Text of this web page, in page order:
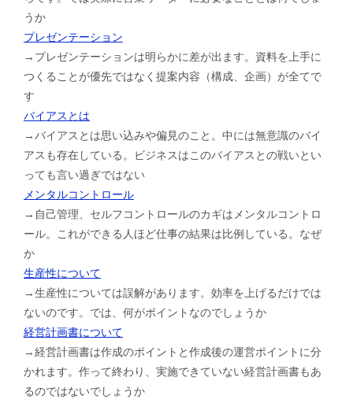
うか
プレゼンテーション
→プレゼンテーションは明らかに差が出ます。資料を上手に
つくることが優先ではなく提案内容（構成、企画）が全てで
す
バイアスとは
→バイアスとは思い込みや偏見のこと。中には無意識のバイ
アスも存在している。ビジネスはこのバイアスとの戦いとい
っても言い過ぎではない
メンタルコントロール
→自己管理、セルフコントロールのカギはメンタルコントロ
ール。これができる人ほど仕事の結果は比例している。なぜ
か
生産性について
→生産性については誤解があります。効率を上げるだけでは
ないのです。では、何がポイントなのでしょうか
経営計画書について
→経営計画書は作成のポイントと作成後の運営ポイントに分
かれます。作って終わり、実施できていない経営計画書もあ
るのではないでしょうか